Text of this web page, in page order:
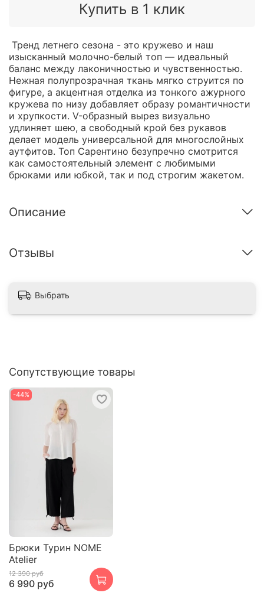
Купить в 1 клик
Тренд летнего сезона - это кружево и наш
изысканный молочно-белый топ — идеальный
баланс между лаконичностью и чувственностью.
Нежная полупрозрачная ткань мягко струится по
фигуре, а акцентная отделка из тонкого ажурного
кружева по низу добавляет образу романтичности
и хрупкости. V-образный вырез визуально
удлиняет шею, а свободный крой без рукавов
делает модель универсальной для многослойных
аутфитов. Топ Сарентино безупречно смотрится
как самостоятельный элемент с любимыми
брюками или юбкой, так и под строгим жакетом.
Описание
Отзывы
Выбрать
Сопутствующие товары
-44%
Брюки Турин NOME
Atelier
12 390 руб
6 990 руб